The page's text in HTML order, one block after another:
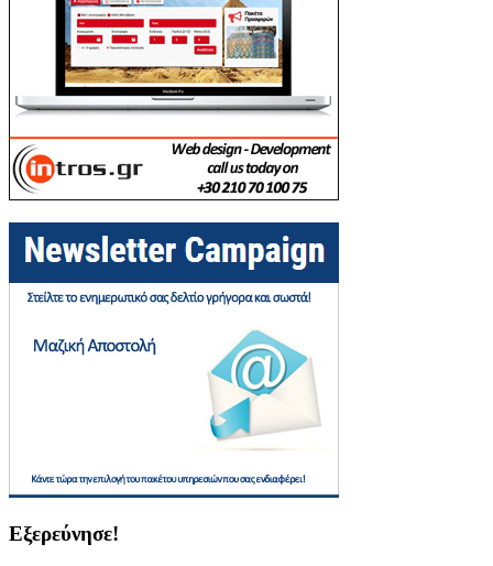
Εξερεύνησε!